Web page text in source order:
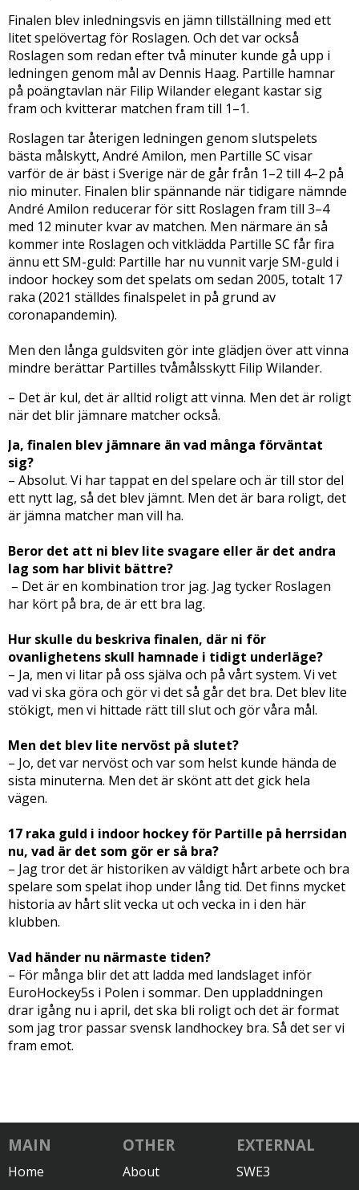
Finalen blev inledningsvis en jämn tillställning med ett
litet spelövertag för Roslagen. Och det var också
Roslagen som redan efter två minuter kunde gå upp i
ledningen genom mål av Dennis Haag. Partille hamnar
på poängtavlan när Filip Wilander elegant kastar sig
fram och kvitterar matchen fram till 1–1.
Roslagen tar återigen ledningen genom slutspelets
bästa målskytt, André Amilon, men Partille SC visar
varför de är bäst i Sverige när de går från 1–2 till 4–2 på
nio minuter. Finalen blir spännande när tidigare nämnde
André Amilon reducerar för sitt Roslagen fram till 3–4
med 12 minuter kvar av matchen. Men närmare än så
kommer inte Roslagen och vitklädda Partille SC får fira
ännu ett SM-guld: Partille har nu vunnit varje SM-guld i
indoor hockey som det spelats om sedan 2005, totalt 17
raka (2021 ställdes finalspelet in på grund av
coronapandemin).
Men den långa guldsviten gör inte glädjen över att vinna
mindre berättar Partilles tvåmålsskytt Filip Wilander.
– Det är kul, det är alltid roligt att vinna. Men det är roligt
när det blir jämnare matcher också.
Ja, finalen blev jämnare än vad många förväntat
sig?
– Absolut. Vi har tappat en del spelare och är till stor del
ett nytt lag, så det blev jämnt. Men det är bara roligt, det
är jämna matcher man vill ha.
Beror det att ni blev lite svagare eller är det andra
lag som har blivit bättre?
– Det är en kombination tror jag. Jag tycker Roslagen
har kört på bra, de är ett bra lag.
Hur skulle du beskriva finalen, där ni för
ovanlighetens skull hamnade i tidigt underläge?
– Ja, men vi litar på oss själva och på vårt system. Vi vet
vad vi ska göra och gör vi det så går det bra. Det blev lite
stökigt, men vi hittade rätt till slut och gör våra mål.
Men det blev lite nervöst på slutet?
– Jo, det var nervöst och var som helst kunde hända de
sista minuterna. Men det är skönt att det gick hela
vägen.
17 raka guld i indoor hockey för Partille på herrsidan
nu, vad är det som gör er så bra?
– Jag tror det är historiken av väldigt hårt arbete och bra
spelare som spelat ihop under lång tid. Det finns mycket
historia av hårt slit vecka ut och vecka in i den här
klubben.
Vad händer nu närmaste tiden?
– För många blir det att ladda med landslaget inför
EuroHockey5s i Polen i sommar. Den uppladdningen
drar igång nu i april, det ska bli roligt och det är format
som jag tror passar svensk landhockey bra. Så det ser vi
fram emot.
MAIN
Home
OTHER
About
EXTERNAL
SWE3